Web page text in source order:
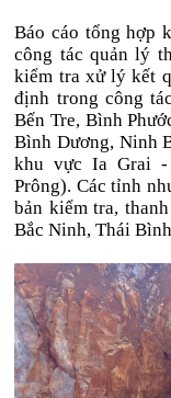
Báo cáo tổng hợp
công tác quản lý
kiểm tra xử lý kết
định trong công
Bến Tre, Bình
Bình Dương, Ninh
khu vực Ia Grai -
Prông). Các tỉnh
bản kiểm tra,
Bắc Ninh, Thái